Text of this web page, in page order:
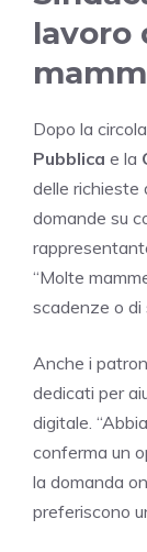
lavoro
Dopo la
Pubblica e la
delle richieste
domande su
“Molte
scadenze o di
Anche i
dedicati per
digitale.
conferma un
la domanda
preferiscono